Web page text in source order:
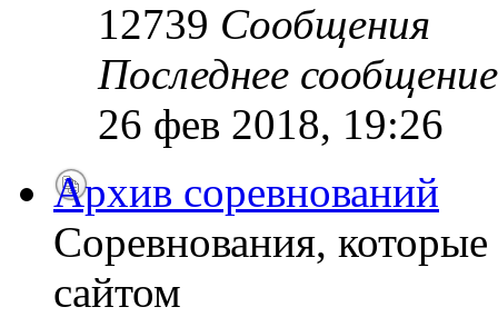
12739 Сообщения
Последнее сообщение
26 фев 2018, 19:26
Архив соревнований
Соревнования,
сайтом